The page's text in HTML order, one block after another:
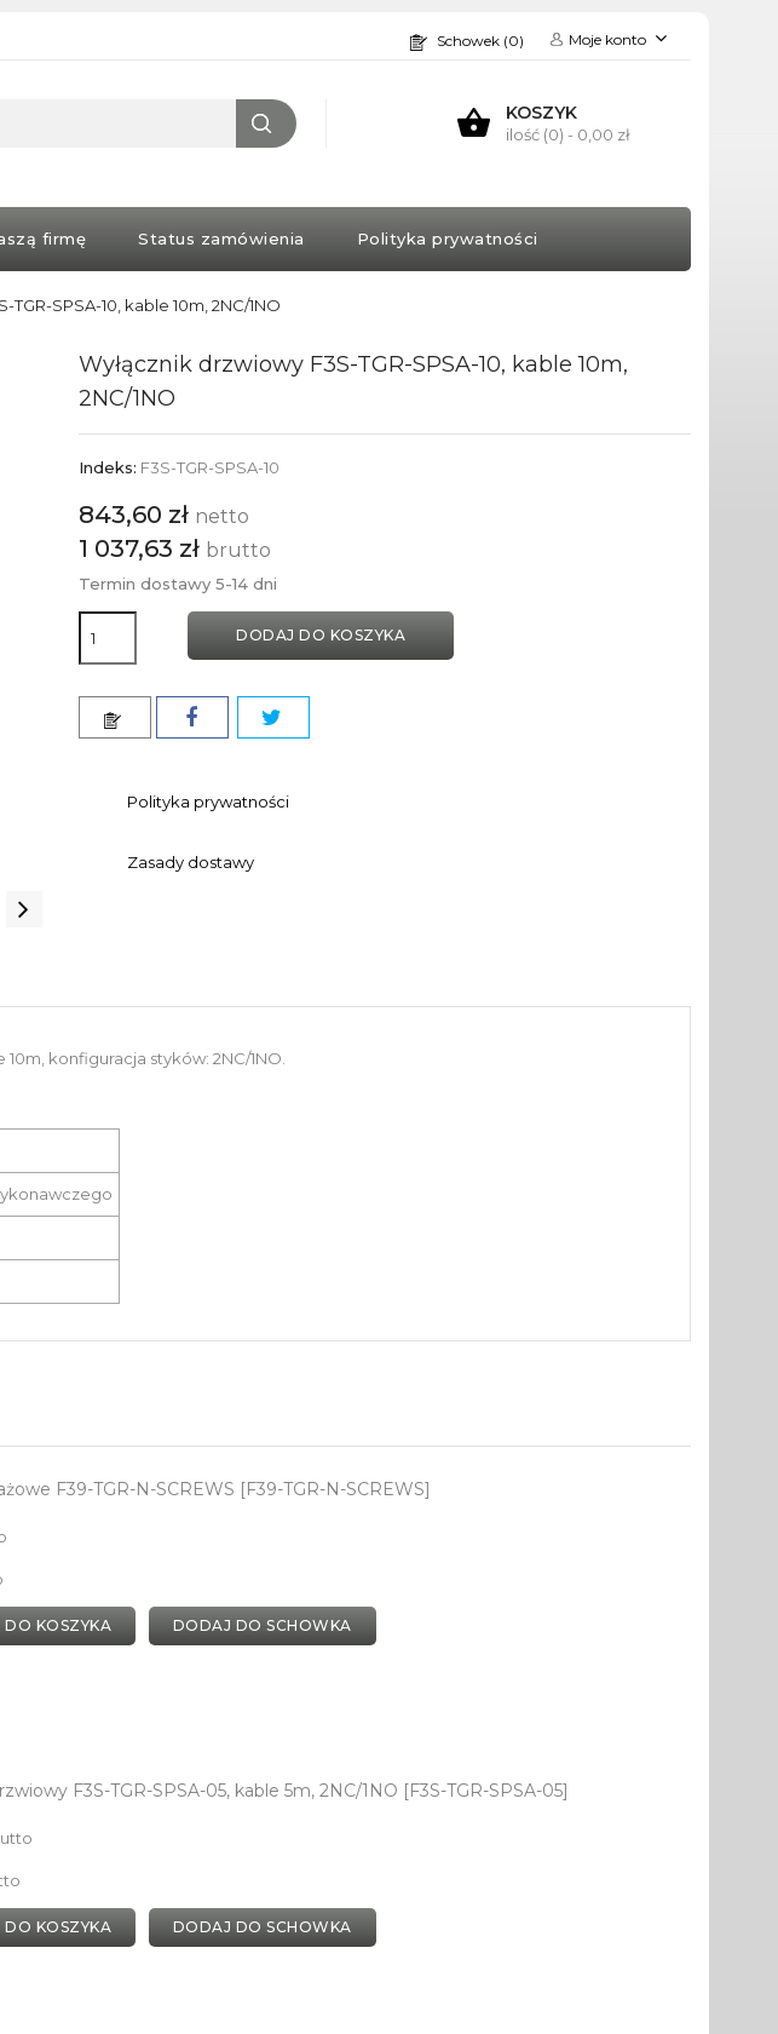
Schowek (0) Moje konto
KOSZYK
ilość (0) - 0,00 zł
firmę Status zamówienia Polityka prywatności
SPSA-10, kable 10m, 2NC/1NO
Wyłącznik drzwiowy F3S-TGR-SPSA-10, kable 10m,
2NC/1NO
Indeks: F3S-TGR-SPSA-10
843,60 zł netto
1 037,63 zł brutto
Termin dostawy 5-14 dni
DODAJ DO KOSZYKA
Polityka prywatności
Zasady dostawy
konfiguracja styków: 2NC/1NO.
F39-TGR-N-SCREWS [F39-TGR-N-SCREWS]
KOSZYKA DODAJ DO SCHOWKA
F3S-TGR-SPSA-05, kable 5m, 2NC/1NO [F3S-TGR-SPSA-05]
KOSZYKA DODAJ DO SCHOWKA